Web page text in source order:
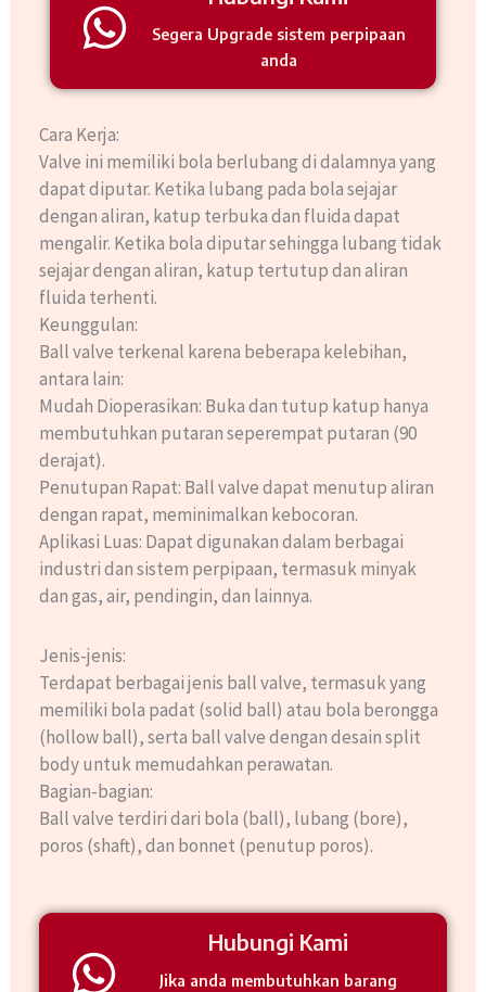
Segera Upgrade sistem perpipaan
anda
Cara Kerja:
Valve ini memiliki bola berlubang di dalamnya yang
dapat diputar. Ketika lubang pada bola sejajar
dengan aliran, katup terbuka dan fluida dapat
mengalir. Ketika bola diputar sehingga lubang tidak
sejajar dengan aliran, katup tertutup dan aliran
fluida terhenti.
Keunggulan:
Ball valve terkenal karena beberapa kelebihan,
antara lain:
Mudah Dioperasikan: Buka dan tutup katup hanya
membutuhkan putaran seperempat putaran (90
derajat).
Penutupan Rapat: Ball valve dapat menutup aliran
dengan rapat, meminimalkan kebocoran.
Aplikasi Luas: Dapat digunakan dalam berbagai
industri dan sistem perpipaan, termasuk minyak
dan gas, air, pendingin, dan lainnya.
Jenis-jenis:
Terdapat berbagai jenis ball valve, termasuk yang
memiliki bola padat (solid ball) atau bola berongga
(hollow ball), serta ball valve dengan desain split
body untuk memudahkan perawatan.
Bagian-bagian:
Ball valve terdiri dari bola (ball), lubang (bore),
poros (shaft), dan bonnet (penutup poros).
Hubungi Kami
Jika anda membutuhkan barang